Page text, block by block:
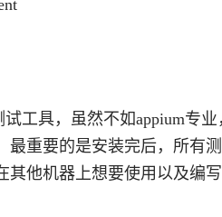
工具，虽然不如appium专
最重要的是安装完后，所有
其他机器上想要使用以及编